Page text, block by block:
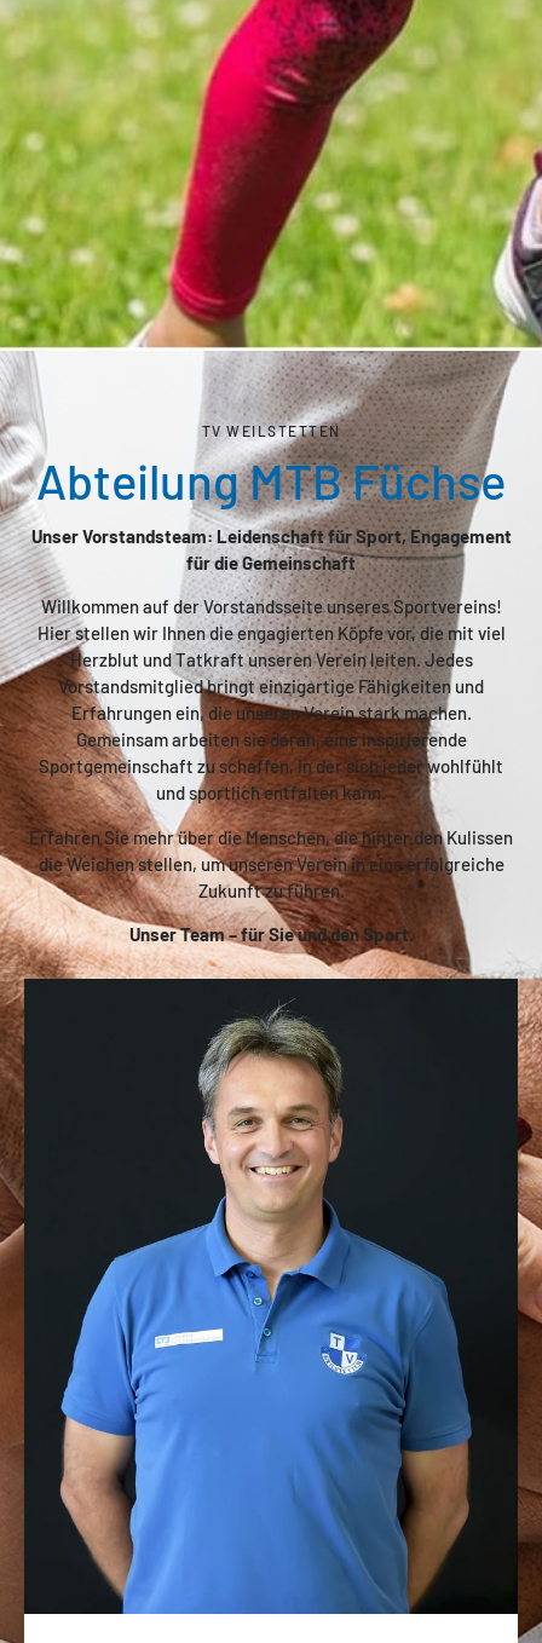
TV WEILSTETTEN
Abteilung MTB Füchse
Unser Vorstandsteam: Leidenschaft für Sport, Engagement
für die Gemeinschaft
Willkommen auf der Vorstandsseite unseres Sportvereins!
Hier stellen wir Ihnen die engagierten Köpfe vor, die mit viel
Herzblut und Tatkraft unseren Verein leiten. Jedes
Vorstandsmitglied bringt einzigartige Fähigkeiten und
Erfahrungen ein, die unseren Verein stark machen.
Gemeinsam arbeiten sie daran, eine inspirierende
Sportgemeinschaft zu schaffen, in der sich jeder wohlfühlt
und sportlich entfalten kann.
Erfahren Sie mehr über die Menschen, die hinter den Kulissen
die Weichen stellen, um unseren Verein in eine erfolgreiche
Zukunft zu führen.
Unser Team – für Sie und den Sport.